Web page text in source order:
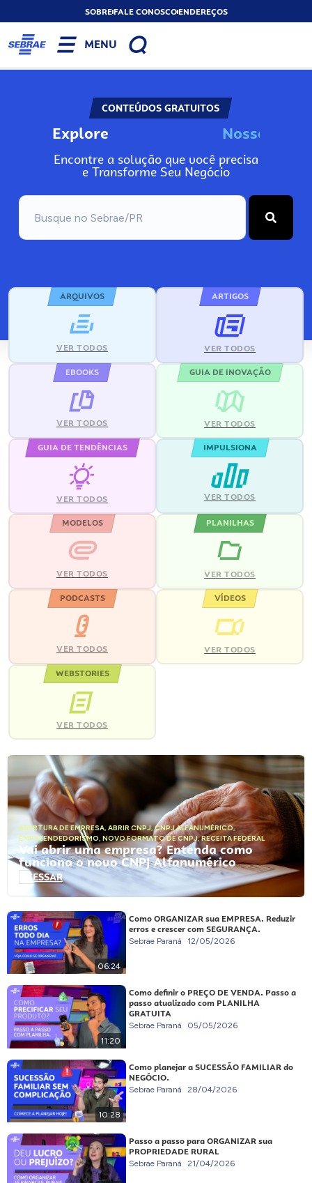
SOBREFALE CONOSCOENDEREÇOS
MENU
CONTEÚDOS GRATUITOS
Explore Nosso
Encontre a solução que você precisa
e Transforme Seu Negócio
ARQUIVOS
VER TODOS
ARTIGOS
VER TODOS
EBOOKS
VER TODOS
GUIA DE INOVAÇÃO
VER TODOS
GUIA DE TENDÊNCIAS
VER TODOS
IMPULSIONA
VER TODOS
MODELOS
VER TODOS
PLANILHAS
VER TODOS
PODCASTS
VER TODOS
VÍDEOS
VER TODOS
WEBSTORIES
VER TODOS
ABERTURA DE EMPRESA, ABRIR CNPJ,CNPJ ALFANUMÉRICO,
EMPREENDEDORISMO, NOVO FORMATO DE CNPJ,RECEITA FEDERAL
Vai abrir uma empresa? Entenda como
funciona o novo CNPJ Alfanumérico
ACESSAR
06:24
Como ORGANIZAR sua EMPRESA. Reduzir
erros e crescer com SEGURANÇA.
Sebrae Paraná 12/05/2026
11:20
Como definir o PREÇO DE VENDA. Passo a
passo atualizado com PLANILHA
GRATUITA
Sebrae Paraná 05/05/2026
10:28
Como planejar a SUCESSÃO FAMILIAR do
NEGÓCIO.
Sebrae Paraná 28/04/2026
Passo a passo para ORGANIZAR sua
PROPRIEDADE RURAL
Sebrae Paraná 21/04/2026